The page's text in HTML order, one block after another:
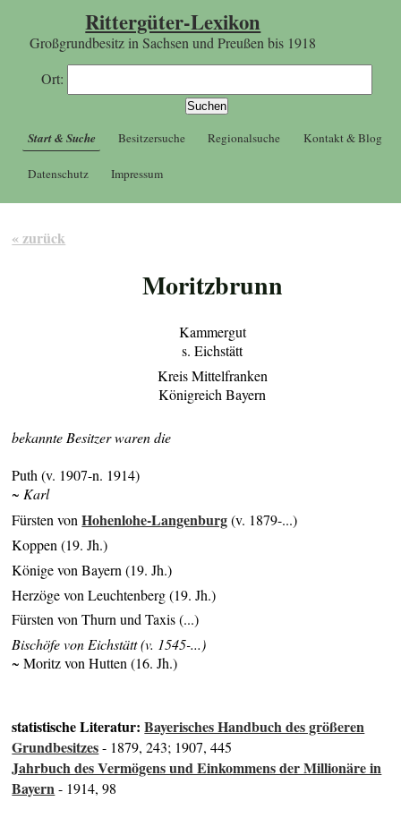
Rittergüter-Lexikon
Großgrundbesitz in Sachsen und Preußen bis 1918
Ort:
Start & Suche Besitzersuche Regionalsuche Kontakt & Blog
Datenschutz Impressum
« zurück
Moritzbrunn
Kammergut
s. Eichstätt
Kreis Mittelfranken
Königreich Bayern
bekannte Besitzer waren die
Puth (v. 1907-n. 1914)
~ Karl
Fürsten vonHohenlohe-Langenburg(v. 1879-...)
Koppen (19. Jh.)
Könige von Bayern (19. Jh.)
Herzöge von Leuchtenberg (19. Jh.)
Fürsten von Thurn und Taxis (...)
Bischöfe von Eichstätt (v. 1545-...)
~ Moritz von Hutten (16. Jh.)
statistische Literatur:Bayerisches Handbuch des größeren
Grundbesitzes- 1879, 243; 1907, 445
Jahrbuch des Vermögens und Einkommens der Millionäre in
Bayern- 1914, 98